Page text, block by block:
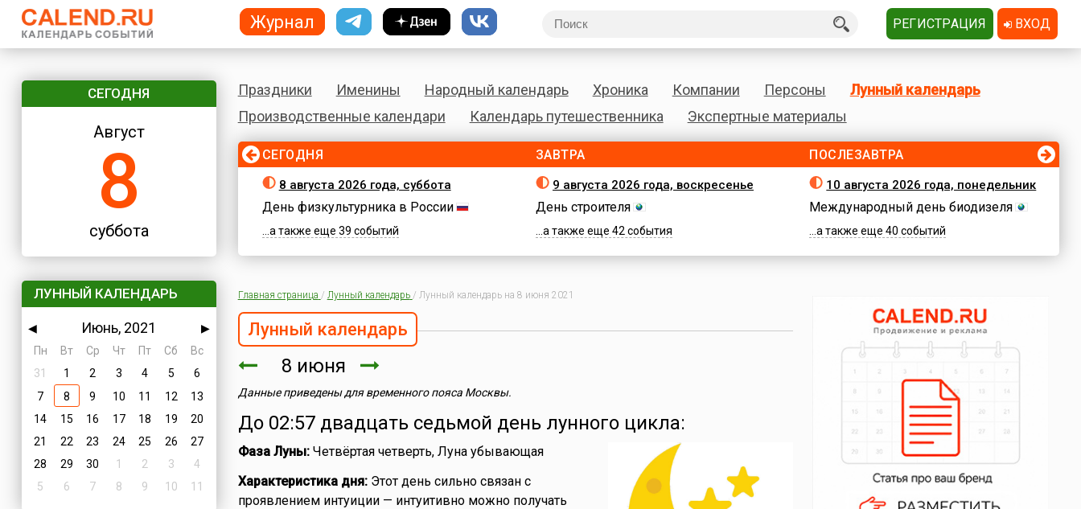
СЕГОДНЯ
Август
8
суббота
ЛУННЫЙ КАЛЕНДАРЬ
◀ Июнь, 2021
▶
Пн
Вт Ср Чт Пт Сб
Вс
31
1 2 3 4 5
6
7
8 9 10 11 12
13
14
15 16 17 18 19
20
21
22 23 24 25 26
27
28
29 30 1 2 3
4
5
6 7 8 9 10 11
Праздники Именины Народный календарь Хроника Компании Персоны
Лунный календарь
Производственные календари
Календарь путешественника Экспертные материалы
СЕГОДНЯ
8 августа 2026 года, суббота
День физкультурника в России
...а также еще 39 событий
ЗАВТРА
9 августа 2026 года, воскресенье
День строителя
...а также еще 42 события
ПОСЛЕЗАВТРА
10 августа 2026 года, понедельник
Международный день биодизеля
...а также еще 40 событий
Главная страница / Лунный календарь / Лунный календарь на 8 июня 2021
Лунный календарь
8 июня
Данные приведены для временного пояса Москвы.
До 02:57 двадцать седьмой день лунного цикла:
Фаза Луны:Четвёртая четверть, Луна убывающая
Характеристика дня:Этот день сильно связан с
проявлением интуиции — интуитивно можно получать
Журнал РЕГИСТРАЦИЯ ВХОД